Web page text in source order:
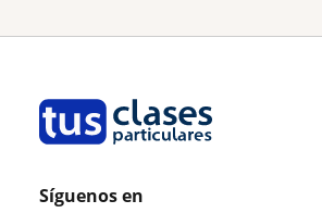
Síguenos en